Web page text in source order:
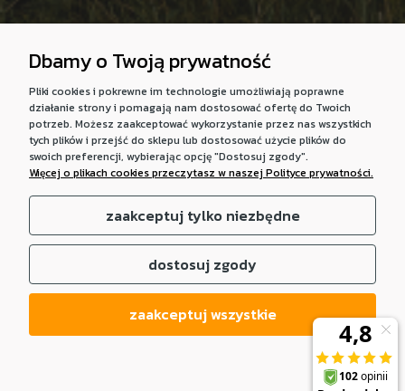
Dbamy o Twoją prywatność
Pliki cookies i pokrewne im technologie umożliwiają poprawne
działanie strony i pomagają nam dostosować ofertę do Twoich
potrzeb. Możesz zaakceptować wykorzystanie przez nas wszystkich
tych plików i przejść do sklepu lub dostosować użycie plików do
swoich preferencji, wybierając opcję "Dostosuj zgody".
Więcej o plikach cookies przeczytasz w naszej Polityce prywatności.
zaakceptuj tylko niezbędne
dostosuj zgody
zaakceptuj wszystkie